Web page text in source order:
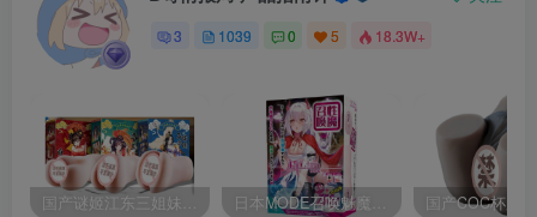
3 1039 0 5 18.3W+
国产谜姬江东三姐妹国潮飞机杯低中高刺激度全覆盖飞机杯测评报告 日本MODE召唤魅魔飞机杯高刺激榨汁姬名器倒模自慰器使用体验及测评报告